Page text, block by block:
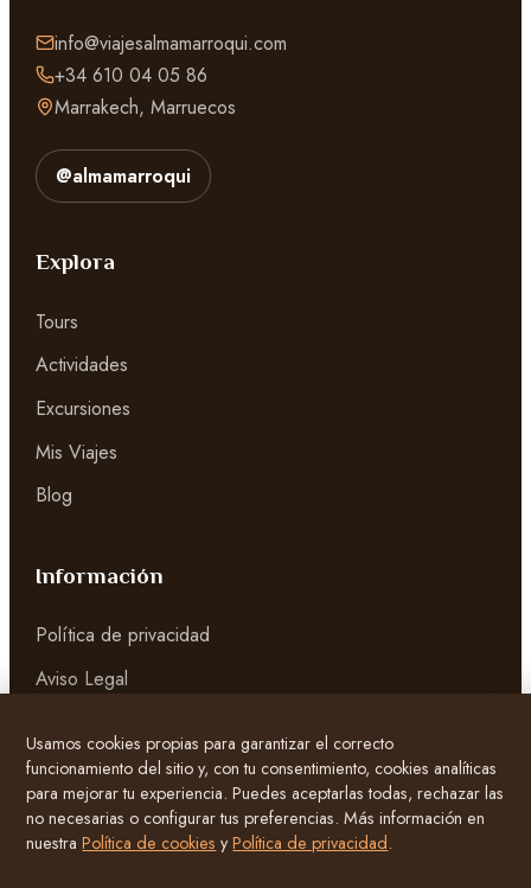
info@viajesalmamarroqui.com
+34 610 04 05 86
Marrakech, Marruecos
@almamarroqui
Explora
Tours
Actividades
Excursiones
Mis Viajes
Blog
Información
Política de privacidad
Aviso Legal
Términos y condiciones
Atención al cliente
Usamos cookies propias para garantizar el correcto
funcionamiento del sitio y, con tu consentimiento, cookies analíticas
para mejorar tu experiencia. Puedes aceptarlas todas, rechazar las
no necesarias o configurar tus preferencias. Más información en
nuestraPolítica de cookies yPolítica de privacidad.